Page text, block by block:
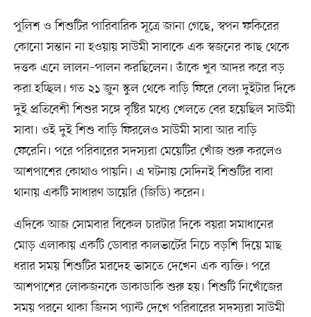
পুলিশ ও শিশুটির পারিবারিক সূত্রে জানা গেছে, স্বপন ফকিরের
কোনো সন্তান না হওয়ায় সাউমী সাবাকে এক স্বজনের কাছ থেকে
দত্তক এনে লালন–পালন করছিলেন। তাঁকে খুব আদর করে বড়
করা হচ্ছিল। গত ২১ জুন স্কুল থেকে বাড়ি ফিরে বেলা দুইটার দিকে
দুই প্রতিবেশী শিশুর সঙ্গে বৃষ্টির মধ্যে খেলতে বের হয়েছিল সাউমী
সাবা। ওই দুই শিশু বাড়ি ফিরলেও সাউমী সাবা আর বাড়ি
ফেরেনি। পরে পরিবারের সদস্যরা মেয়েটির খোঁজ শুরু করলেও
আশপাশের কোথাও পায়নি। এ ঘটনায় সেদিনই শিশুটির বাবা
থানায় একটি সাধারণ ডায়েরি (জিডি) করেন।
এদিকে আজ সোমবার বিকেল চারটার দিকে বয়রা সমাধানের
মোড় এলাকায় একটি ডোবার কালভার্টের নিচে বড়শি দিয়ে মাছ
ধরার সময় শিশুটির মরদেহ ভাসতে দেখেন এক ব্যক্তি। পরে
আশপাশের লোকজনকে ডাকাডাকি শুরু হয়। শিশুটি নিখোঁজের
সময় পরনে থাকা জিনস প্যান্ট দেখে পরিবারের সদস্যরা সাউমী